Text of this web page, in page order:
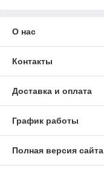
О нас
Контакты
Доставка и оплата
График работы
Полная версия сайта